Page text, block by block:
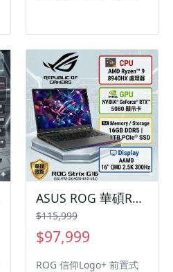
了最強悍的 AMD R7
9800X3D 處理器，搭配最
新一代 NVIDIA GeForce
RTX 5070 12G 顯示卡，
FPS 突破天際不是夢！
ASUS ROG 華碩ROG Strix G16 G614PW-0034C8940HX-NBL (R9 8940HX/16GB/1TB/RTX 5080/16/W11)
$115,999
$97,999
ROG 信仰Logo+ 前置式